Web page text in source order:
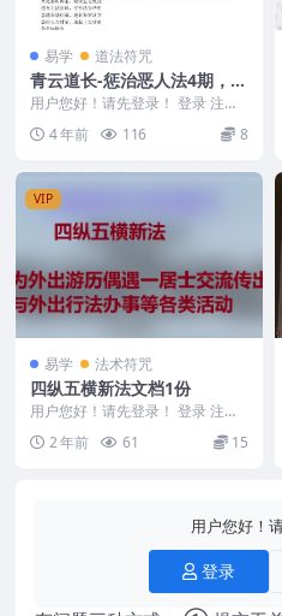
易学 道法符咒
青云道长-惩治恶人法4期，百
度网盘下载，阿里云下载
用户您好！请先登录！ 登录 注册
编号：F5312 ├──第1课 | ├──
答疑...4 年前 116 8
VIP
易学 法术符咒
四纵五横新法文档1份
用户您好！请先登录！ 登录 注册
四纵五横新法 此法为外出游历偶
遇一居士交流传出...
2 年前 61 15
用户您好！
登录